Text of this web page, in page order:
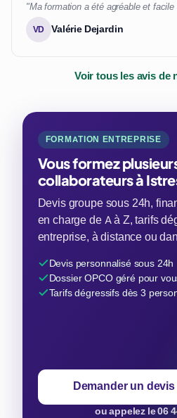
"Ma formation a été agréable et
VD Valérie Dejardin
Voir tous les avis de
FORMATION ENTREPRISE
Vous formez
collaborateurs à
Devis groupe sous 24h,
en charge de A à Z, tarifs
entreprise, à distance ou
Devis personnalisé sous 24h
Dossier OPCO géré pour
Tarifs dégressifs dès 3
Demander un
ou appelez le 06